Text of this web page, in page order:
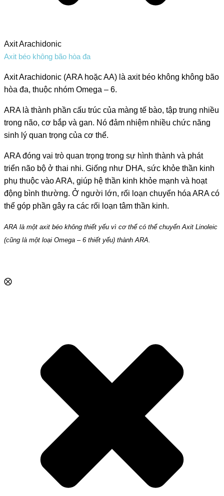
Axit Arachidonic
Axit béo không bão hòa đa
Axit Arachidonic (ARA hoặc AA) là axit béo không không bão
hòa đa, thuộc nhóm Omega – 6.
ARA là thành phần cấu trúc của màng tế bào, tập trung nhiều
trong não, cơ bắp và gan. Nó đảm nhiệm nhiều chức năng
sinh lý quan trọng của cơ thể.
ARA đóng vai trò quan trọng trong sự hình thành và phát
triển não bộ ở thai nhi. Giống như DHA, sức khỏe thần kinh
phụ thuộc vào ARA, giúp hệ thần kinh khỏe mạnh và hoạt
động bình thường. Ở người lớn, rối loạn chuyển hóa ARA có
thể góp phần gây ra các rối loạn tâm thần kinh.
ARA là một axit béo không thiết yếu vì cơ thể có thể chuyển Axit Linoleic
(cũng là một loại Omega – 6 thiết yếu) thành ARA.
⨂